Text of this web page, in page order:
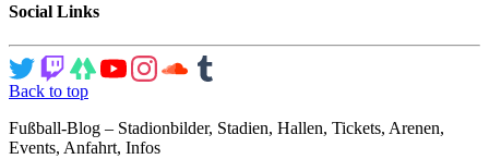
Social Links
Back to top
Fußball-Blog – Stadionbilder, Stadien, Hallen, Tickets, Arenen,
Events, Anfahrt, Infos